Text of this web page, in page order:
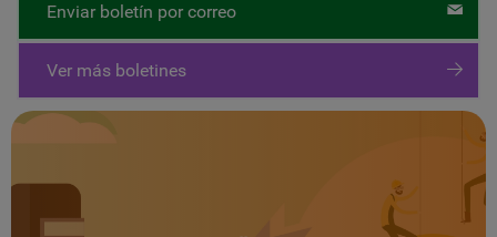
Enviar boletín por correo
Ver más boletines